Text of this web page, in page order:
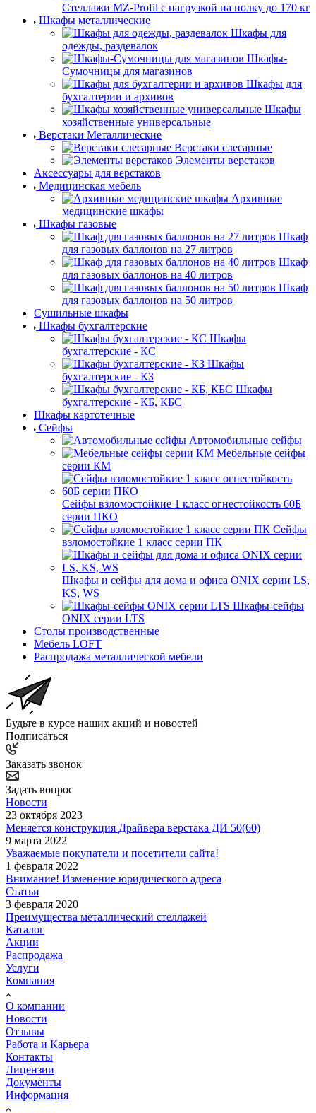
Стеллажи MZ-Profil с нагрузкой на полку до 170 кг
Шкафы металлические
Шкафы для
одежды, раздевалок
Шкафы-
Сумочницы для магазинов
Шкафы для
бухгалтерии и архивов
Шкафы
хозяйственные универсальные
Верстаки Металлические
Верстаки слесарные
Элементы верстаков
Аксессуары для верстаков
Медицинская мебель
Архивные
медицинские шкафы
Шкафы газовые
Шкаф
для газовых баллонов на 27 литров
Шкаф
для газовых баллонов на 40 литров
Шкаф
для газовых баллонов на 50 литров
Сушильные шкафы
Шкафы бухгалтерские
Шкафы
бухгалтерские - КС
Шкафы
бухгалтерские - КЗ
Шкафы
бухгалтерские - КБ, КБС
Шкафы картотечные
Сейфы
Автомобильные сейфы
Мебельные сейфы
серии КМ
Сейфы взломостойкие 1 класс огнестойкость 60Б
серии ПКО
Сейфы
взломостойкие 1 класс серии ПК
Шкафы и сейфы для дома и офиса ONIX серии LS,
KS, WS
Шкафы-сейфы
ONIX серии LTS
Столы производственные
Мебель LOFT
Распродажа металлической мебели
Будьте в курсе наших акций и новостей
Подписаться
Заказать звонок
Задать вопрос
Новости
23 октября 2023
Меняется конструкция Драйвера верстака ДИ 50(60)
9 марта 2022
Уважаемые покупатели и посетители сайта!
1 февраля 2022
Внимание! Изменение юридического адреса
Статьи
3 февраля 2020
Преимущества металлический стеллажей
Каталог
Акции
Распродажа
Услуги
Компания
О компании
Новости
Отзывы
Работа и Карьера
Контакты
Лицензии
Документы
Информация